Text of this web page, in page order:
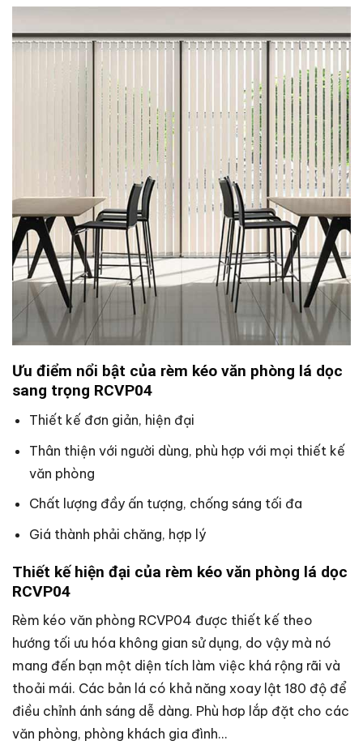
Ưu điểm nổi bật của rèm kéo văn phòng lá dọc
sang trọng RCVP04
Thiết kế đơn giản, hiện đại
Thân thiện với người dùng, phù hợp với mọi thiết kế
văn phòng
Chất lượng đầy ấn tượng, chống sáng tối đa
Giá thành phải chăng, hợp lý
Thiết kế hiện đại của rèm kéo văn phòng lá dọc
RCVP04
Rèm kéo văn phòng RCVP04 được thiết kế theo
hướng tối ưu hóa không gian sử dụng, do vậy mà nó
mang đến bạn một diện tích làm việc khá rộng rãi và
thoải mái. Các bản lá có khả năng xoay lật 180 độ để
điều chỉnh ánh sáng dễ dàng. Phù hơp lắp đặt cho các
văn phòng, phòng khách gia đình…